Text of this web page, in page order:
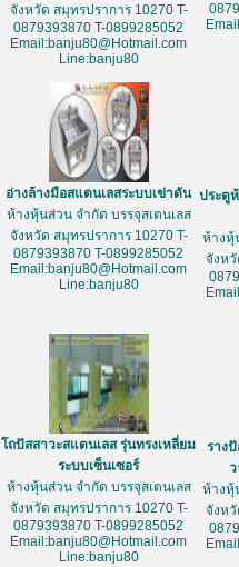
จังหวัด สมุทรปราการ 10270 T-
0879393870 T-0899285052
Email:banju80@Hotmail.com
Line:banju80
อ่างล้างมือสแตนเลสระบบเข่าดัน
ห้างหุ้นส่วน จำกัด บรรจุสเตนเลส
จังหวัด สมุทรปราการ 10270 T-
0879393870 T-0899285052
Email:banju80@Hotmail.com
Line:banju80
ประตู
ห้างหุ้
จังห
โถปัสสาวะสแตนเลส รุ่นทรงเหลี่ยม
ระบบเซ็นเซอร์
ห้างหุ้นส่วน จำกัด บรรจุสเตนเลส
จังหวัด สมุทรปราการ 10270 T-
0879393870 T-0899285052
Email:banju80@Hotmail.com
Line:banju80
ราง
ห้างหุ้
จังห